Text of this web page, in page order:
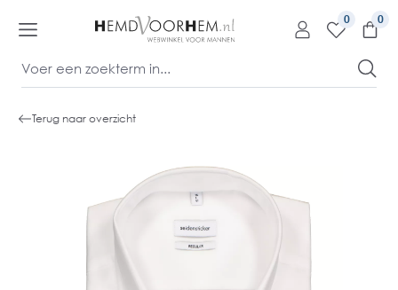
0
Terug naar overzicht